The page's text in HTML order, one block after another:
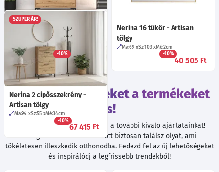
Nerina 09 komód - Artisan
Ma:83 Sz:92 Mé:40
-10%
81 635
Nerina 16 tükör - Artisan
tölgy
Ma:69 Sz:103 Mé:2cm
-10%
40 505 Ft
SZUPER ÁR!
Nerina 2 cipősszekrény -
Artisan tölgy
Ma:94 Sz:55 Mé:34cm
-10%
67 415 Ft
Tekintsd meg ezeket a termékeket
is!
Böngészés közben ne hagyd ki a további kiváló ajánlatainkat!
Válogatott termékeink között biztosan találsz olyat, ami
tökéletesen illeszkedik otthonodba. Fedezd fel az új lehetőségeket
és inspirálódj a legfrissebb trendekből!